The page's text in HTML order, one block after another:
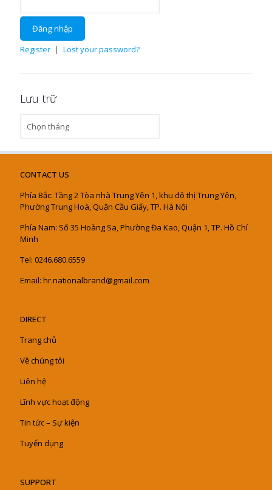
Register | Lost your password?
Lưu trữ
trữ
CONTACT US
Phía Bắc: Tầng 2 Tòa nhà Trung Yên 1, khu đô thị Trung Yên,
Phường Trung Hoà, Quận Cầu Giấy, TP. Hà Nội
Phía Nam: Số 35 Hoàng Sa, Phường Đa Kao, Quận 1, TP. Hồ Chí
Minh
Tel: 0246.680.6559
Email: hr.nationalbrand@gmail.com
DIRECT
Trang chủ
Về chúng tôi
Liên hệ
Lĩnh vực hoạt động
Tin tức – Sự kiện
Tuyển dụng
SUPPORT